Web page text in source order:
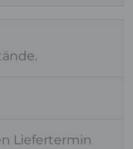
Liefertermin